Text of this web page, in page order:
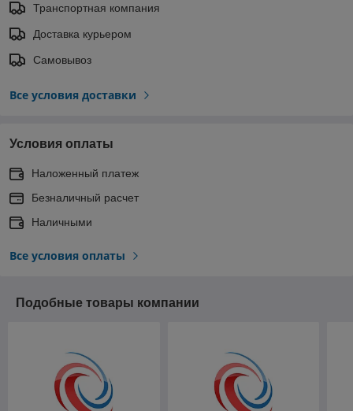
Транспортная компания
Доставка курьером
Самовывоз
Все условия доставки
Условия оплаты
Наложенный платеж
Безналичный расчет
Наличными
Все условия оплаты
Подобные товары компании